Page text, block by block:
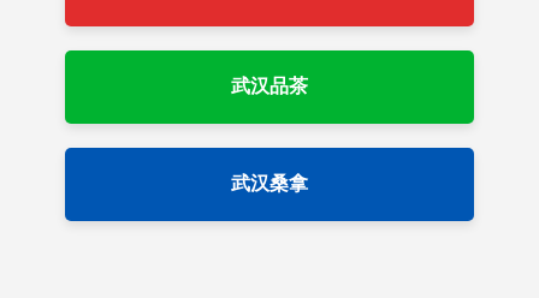
武汉品茶
武汉桑拿